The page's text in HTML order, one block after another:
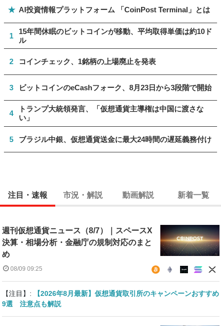
★ AI投資情報プラットフォーム 「CoinPost Terminal」とは
1
15年間休眠のビットコインが移動、平均取得単価は約10ド
ル
2 コインチェック、1銘柄の上場廃止を発表
3 ビットコインのeCashフォーク、8月23日から3段階で開始
4
トランプ大統領発言、「仮想通貨主導権は中国に渡さな
い」
5 ブラジル中銀、仮想通貨送金に最大24時間の遅延義務付け
注目・速報 市況・解説 動画解説 新着一覧
週刊仮想通貨ニュース（8/7）｜スペースX
決算・相場分析・金融庁の規制対応のまと
め
08/09 09:25
【注目】:
【2026年8月最新】仮想通貨取引所のキャンペーンおすすめ
9選 注意点も解説